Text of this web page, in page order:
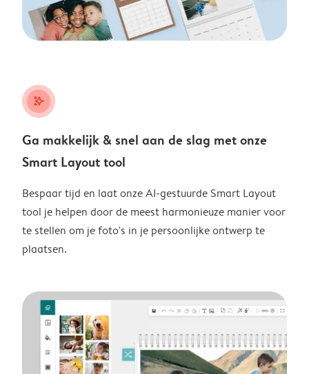
stars_plus
Ga makkelijk & snel aan de slag met onze
Smart Layout tool
Bespaar tijd en laat onze AI-gestuurde Smart Layout
tool je helpen door de meest harmonieuze manier voor
te stellen om je foto's in je persoonlijke ontwerp te
plaatsen.